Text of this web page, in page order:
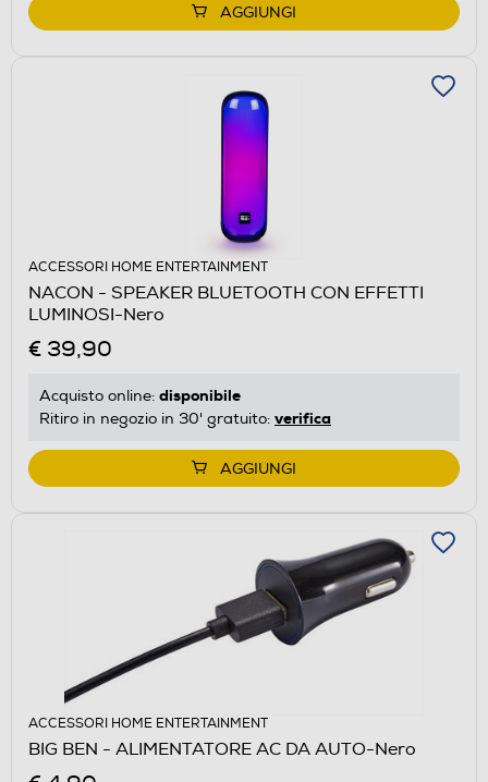
AGGIUNGI
ACCESSORI HOME ENTERTAINMENT
NACON - SPEAKER BLUETOOTH CON EFFETTI
LUMINOSI-Nero
€ 39,90
Acquisto online: disponibile
Ritiro in negozio in 30' gratuito: verifica
AGGIUNGI
ACCESSORI HOME ENTERTAINMENT
BIG BEN - ALIMENTATORE AC DA AUTO-Nero